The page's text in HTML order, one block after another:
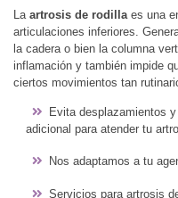
La artrosis de rodilla es una
articulaciones inferiores.
la cadera o bien la columna
inflamación y también impide
ciertos movimientos tan
Evita desplazamientos
adicional para atender tu
Nos adaptamos a tu
Servicios para artrosis